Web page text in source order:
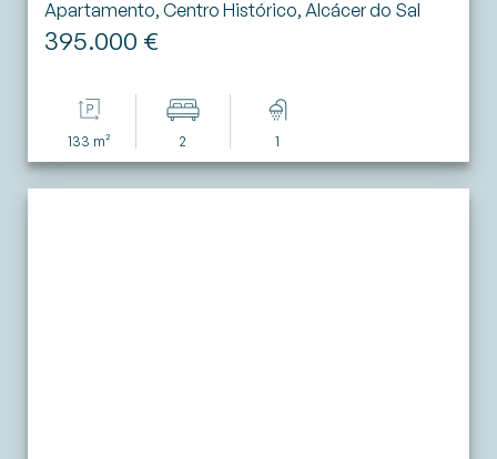
Apartamento, Centro Histórico, Alcácer do Sal
395.000 €
133 m² 2 1